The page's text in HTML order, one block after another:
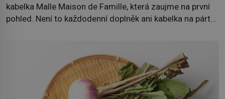
kabelka Malle Maison de Famille, která zaujme na první
pohled. Není to každodenní doplněk ani kabelka na párty,
adrese 18 Rue Louis Vuitton, které bylo postaveno v
roce 1869. […]